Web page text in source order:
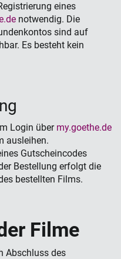
eines
notwendig. Die
sind auf
Es besteht kein
Login über my.goethe.de
ausleihen.
Gutscheincodes
Bestellung erfolgt die
bestellten Films.
Filme
Abschluss des